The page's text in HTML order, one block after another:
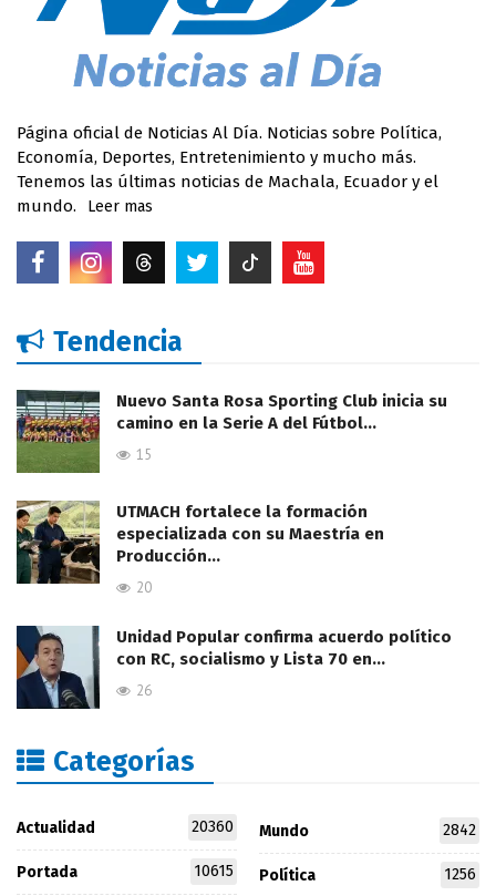
Página oficial de Noticias Al Día. Noticias sobre Política,
Economía, Deportes, Entretenimiento y mucho más.
Tenemos las últimas noticias de Machala, Ecuador y el
mundo.
Leer mas
Tendencia
Nuevo Santa Rosa Sporting Club inicia su
camino en la Serie A del Fútbol…
15
UTMACH fortalece la formación
especializada con su Maestría en
Producción…
20
Unidad Popular confirma acuerdo político
con RC, socialismo y Lista 70 en…
26
Categorías
Actualidad 20360
Portada 10615
Mundo 2842
Política 1256